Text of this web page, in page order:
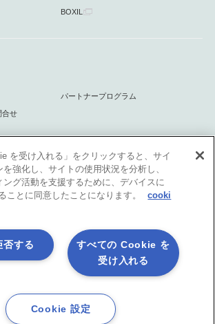
BOXIL
パートナープログラム
合せ
各社商標について
会社情報
を受け入れる」をクリックすると、サイ
を強化し、サイトの使用状況を分析し、
ング活動を支援するために、デバイスに
ことに同意したことになります。
cooki
すべての Cookie を
受け入れる
否する
Cookie 設定